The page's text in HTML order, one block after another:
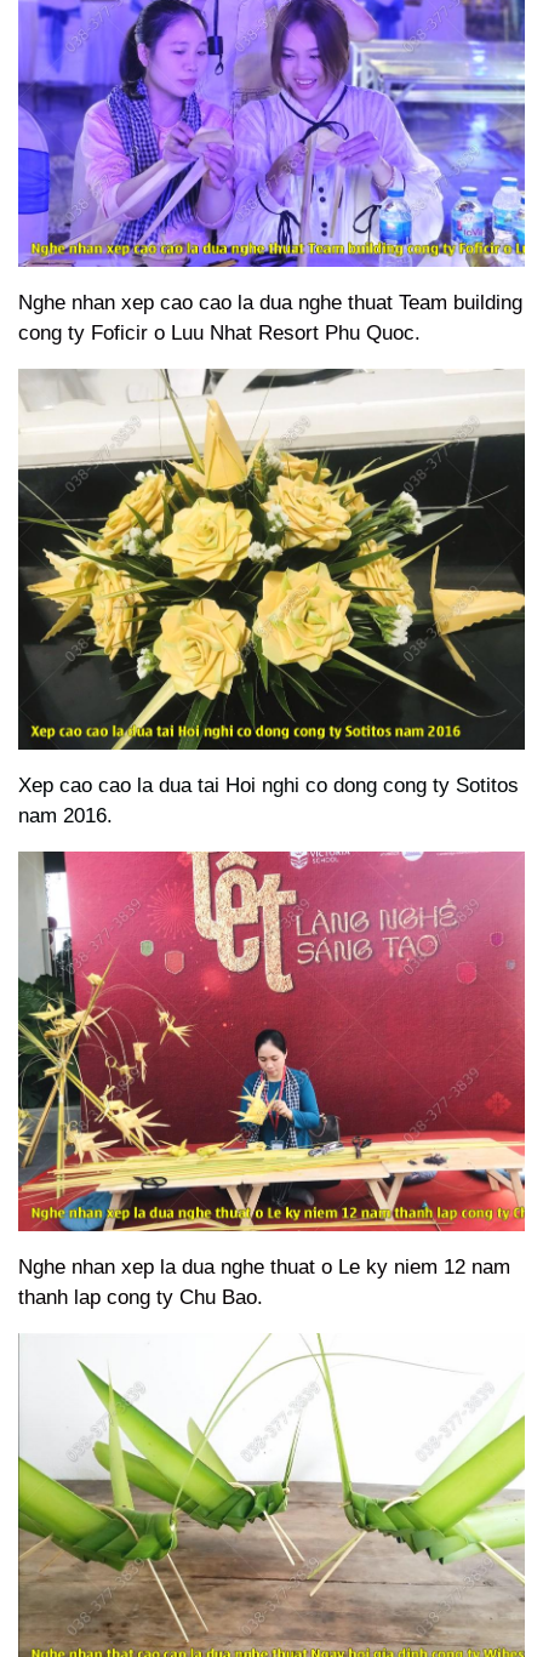
Nghe nhan xep cao cao la dua nghe thuat Team building
cong ty Foficir o Luu Nhat Resort Phu Quoc.
Xep cao cao la dua tai Hoi nghi co dong cong ty Sotitos
nam 2016.
Nghe nhan xep la dua nghe thuat o Le ky niem 12 nam
thanh lap cong ty Chu Bao.